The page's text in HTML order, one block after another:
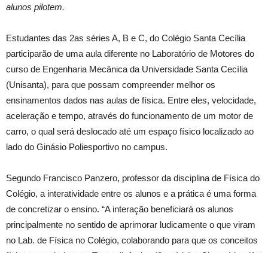
alunos pilotem.
Estudantes das 2as séries A, B e C, do Colégio Santa Cecília
participarão de uma aula diferente no Laboratório de Motores do
curso de Engenharia Mecânica da Universidade Santa Cecília
(Unisanta), para que possam compreender melhor os
ensinamentos dados nas aulas de física. Entre eles, velocidade,
aceleração e tempo, através do funcionamento de um motor de
carro, o qual será deslocado até um espaço físico localizado ao
lado do Ginásio Poliesportivo no campus.
Segundo Francisco Panzero, professor da disciplina de Física do
Colégio, a interatividade entre os alunos e a prática é uma forma
de concretizar o ensino. “A interação beneficiará os alunos
principalmente no sentido de aprimorar ludicamente o que viram
no Lab. de Física no Colégio, colaborando para que os conceitos